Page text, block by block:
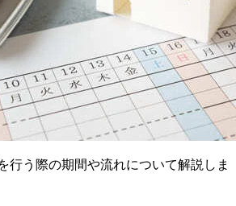
行う際の期間や流れについて解説しま